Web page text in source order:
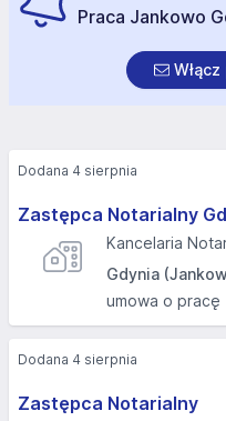
Praca Jankowo
Zastępca Notarialny
Kancelaria
Gdynia
umowa o pracę
Dodana 4 sierpnia
Zastępca Notarialny
Dodana 4 sierpnia